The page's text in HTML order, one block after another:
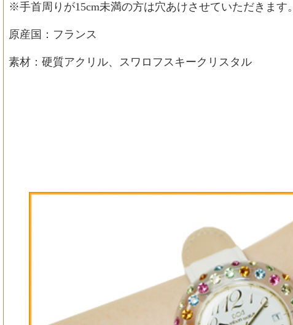
※手首周りが15cm未満の方は穴あけさせていただきます。
原産国：フランス
素材：硬質アクリル、スワロフスキークリスタル